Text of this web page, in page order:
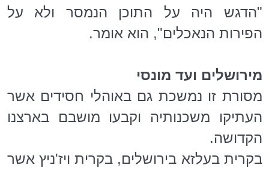
"הדגש היה על התוכן הנמסר ולא על
הפירות הנאכלים", הוא אומר.
מירושלים ועד מונסי
מסורת זו נמשכת גם באוהלי חסידים אשר
העתיקו משכנותיה וקבעו מושבם בארצנו
הקדושה.
בקרית בעלזא בירושלים, בקרית ויז'ניץ אשר